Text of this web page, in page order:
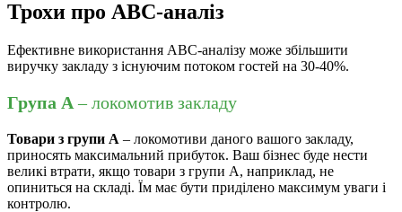
Трохи про ABC-аналіз
Ефективне використання ABC-аналізу може збільшити
виручку закладу з існуючим потоком гостей на 30-40%.
Група А – локомотив закладу
Товари з групи А – локомотиви даного вашого закладу,
приносять максимальний прибуток. Ваш бізнес буде нести
великі втрати, якщо товари з групи А, наприклад, не
опиниться на складі. Їм має бути приділено максимум уваги і
контролю.